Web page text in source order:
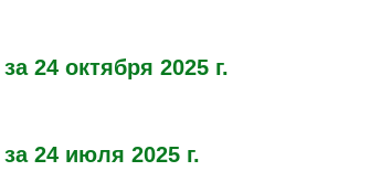
24 октября 2025 г.
24 июля 2025 г.